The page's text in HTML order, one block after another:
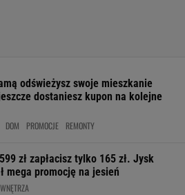
odświeżysz swoje mieszkanie
dostaniesz kupon na kolejne
DOM PROMOCJE REMONTY
zł zapłacisz tylko 165 zł. Jysk
mega promocję na jesień
WNĘTRZA